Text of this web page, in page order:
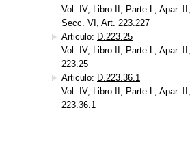
Vol. IV, Libro II, Parte L, Apar.
Secc. VI, Art. 223.227
Articulo: D.223.25
Vol. IV, Libro II, Parte L, Apar.
223.25
Articulo: D.223.36.1
Vol. IV, Libro II, Parte L, Apar.
223.36.1